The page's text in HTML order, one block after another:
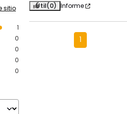
sitio
1
0
0
0
0
Útil(0) Informe
1